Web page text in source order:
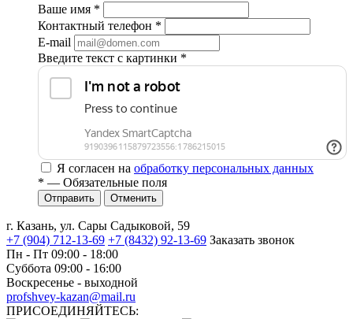
Ваше имя *
Контактный телефон *
E-mail
Введите текст с картинки *
Я согласен на обработку персональных данных
* — Обязательные поля
Отменить
г. Казань, ул. Сары Садыковой, 59
+7 (904) 712-13-69 +7 (8432) 92-13-69 Заказать звонок
Пн - Пт 09:00 - 18:00
Суббота 09:00 - 16:00
Воскресенье - выходной
profshvey-kazan@mail.ru
ПРИСОЕДИНЯЙТЕСЬ: